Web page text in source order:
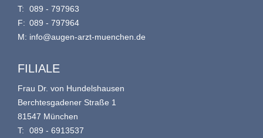
T:
089 - 797963
F: 089 - 797964
M: info@augen-arzt-muenchen.de
FILIALE
Frau Dr. von Hundelshausen
Berchtesgadener Straße 1
81547 München
T:
089 - 6913537